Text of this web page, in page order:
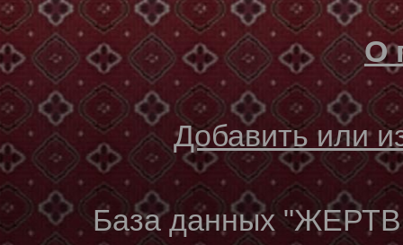
О
Добавить или
База данных